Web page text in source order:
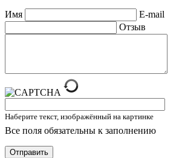
Имя
E-mail
Отзыв
Наберите текст, изображённый на картинке
Все поля обязательны к заполнению
Отправить